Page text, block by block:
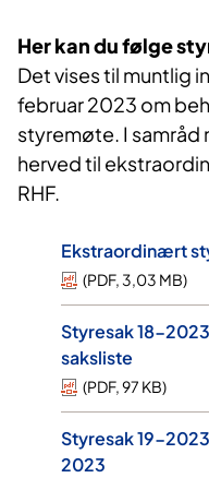
Her kan du følge
Det vises til muntlig
februar 2023 om
styremøte. I samråd
herved til
RHF.
Ekstraordinært
(PDF, 3,03 MB)
Styresak 18-
saksliste
(PDF,97 KB)
Styresak 19-
2023